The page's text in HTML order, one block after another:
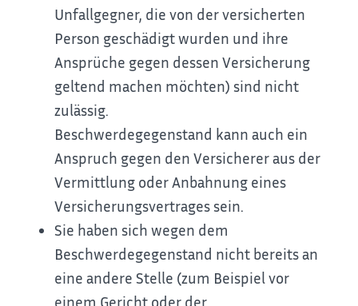
Unfallgegner, die von der versicherten
Person geschädigt wurden und ihre
Ansprüche gegen dessen Versicherung
geltend machen möchten) sind nicht
zulässig.
Beschwerdegegenstand kann auch ein
Anspruch gegen den Versicherer aus der
Vermittlung oder Anbahnung eines
Versicherungsvertrages sein.
Sie haben sich wegen dem
Beschwerdegegenstand nicht bereits an
eine andere Stelle (zum Beispiel vor
einem Gericht oder der